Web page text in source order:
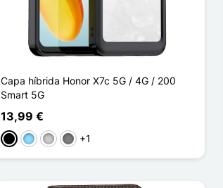
Capa híbrida Honor X7c 5G / 4G / 200
Smart 5G
13,99 €
PretoAzul ClaroTransparente
Gris Transparent
+1